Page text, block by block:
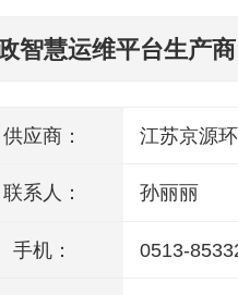
智慧运维平台生产
供应商： 江苏京源
联系人： 孙丽丽
手机： 0513-